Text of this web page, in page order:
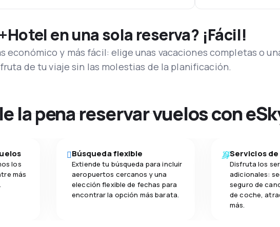
en una sola reserva? ¡Fácil!
económico y más fácil: elige unas vacaciones completas o
de tu viaje sin las molestias de la planificación.
la pena reservar vuelos con
los
más
Búsqueda flexible
Extiende tu búsqueda para incluir
aeropuertos cercanos y una
elección flexible de fechas para
encontrar la opción más barata.
Servicios de
Disfruta los
adicionales:
seguro de
de coche,
más.